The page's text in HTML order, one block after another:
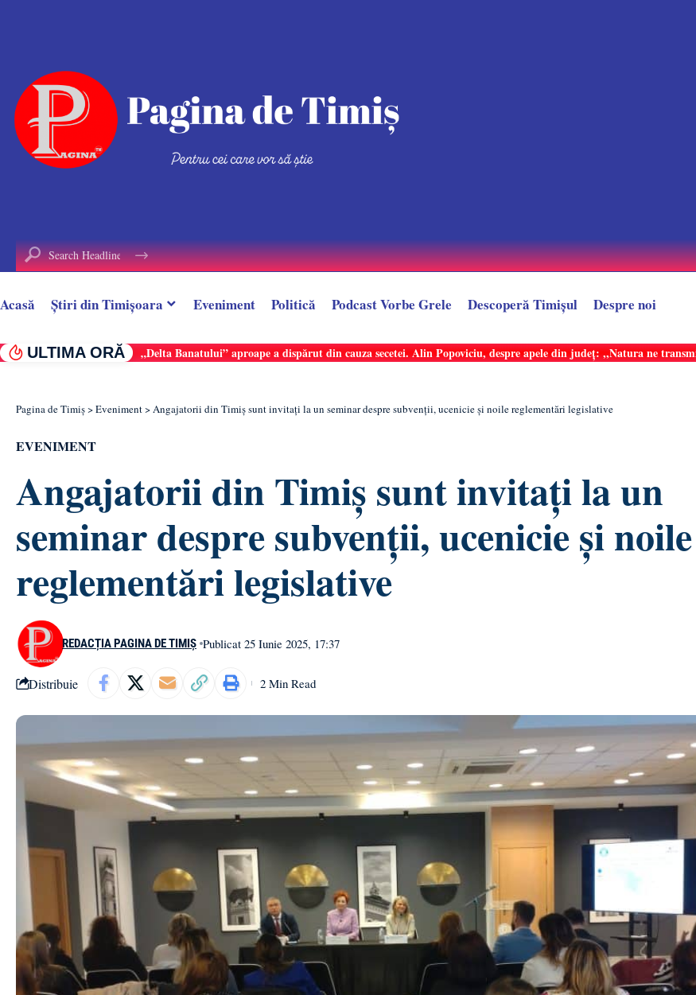
Acasă Știri din Timișoara Eveniment Politică Podcast Vorbe Grele Descoperă Timișul Despre noi
ULTIMA ORĂ „Delta Banatului” aproape a dispărut din cauza secetei. Alin Popoviciu, despre apele din județ: ,,Natura ne
Pagina de Timiș>Eveniment>Angajatorii din Timiș sunt invitați la un seminar despre subvenții, ucenicie și noile reglementări legislative
EVENIMENT
Angajatorii din Timiș sunt invitați la un
seminar despre subvenții, ucenicie și noile
reglementări legislative
REDACȚIA PAGINA DE TIMIȘ Publicat 25 Iunie 2025, 17:37
Distribuie 2 Min Read